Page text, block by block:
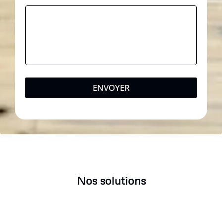
ENVOYER
Nos solutions